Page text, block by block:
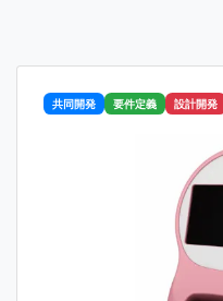
共同開発 要件定義 設計開発